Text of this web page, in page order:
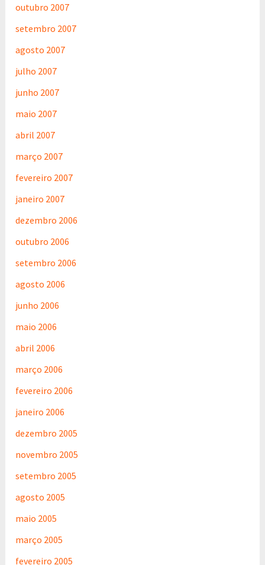
outubro 2007
setembro 2007
agosto 2007
julho 2007
junho 2007
maio 2007
abril 2007
março 2007
fevereiro 2007
janeiro 2007
dezembro 2006
outubro 2006
setembro 2006
agosto 2006
junho 2006
maio 2006
abril 2006
março 2006
fevereiro 2006
janeiro 2006
dezembro 2005
novembro 2005
setembro 2005
agosto 2005
maio 2005
março 2005
fevereiro 2005